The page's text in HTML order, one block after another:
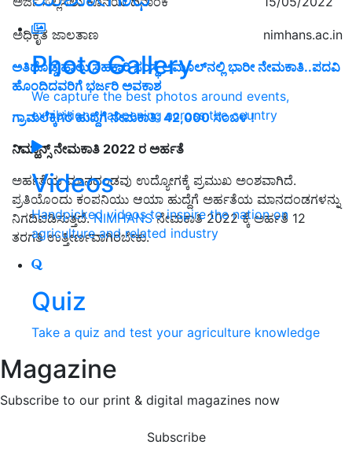
Photo Gallery
We capture the best photos around events,
exhibitions happening across the country
Videos
Handpicked videos to inspire the nation on
agriculture and related industry
Quiz
Take a quiz and test your agriculture knowledge
Magazine
Subscribe to our print & digital magazines now
Subscribe
ಅಧಿಕೃತ ಜಾಲತಾಣ nimhans.ac.in
ಅತಿದೊಡ್ಡ ಹಾಲು ಸಹಕಾರಿ ಸಂಸ್ಥೆ ಅಮೂಲ್‌ನಲ್ಲಿ ಭಾರೀ ನೇಮಕಾತಿ..ಪದವಿ
ಹೊಂದಿದವರಿಗೆ ಭರ್ಜರಿ ಅವಕಾಶ
ಗ್ರಾಮಲೆಕ್ಕಿಗರ ಹುದ್ದೆಗೆ ನೇಮಕಾತಿ: 42,000 ಸಂಬಳ !
ನಿಮ್ಹಾನ್ಸ್ ನೇಮಕಾತಿ 2022 ರ ಅರ್ಹತೆ
ಅರ್ಹತೆಯ ಮಾನದಂಡವು ಉದ್ಯೋಗಕ್ಕೆ ಪ್ರಮುಖ ಅಂಶವಾಗಿದೆ.
ಪ್ರತಿಯೊಂದು ಕಂಪನಿಯು ಆಯಾ ಹುದ್ದೆಗೆ ಅರ್ಹತೆಯ ಮಾನದಂಡಗಳನ್ನು
ನಿಗದಿಪಡಿಸುತ್ತದೆ.NIMHANSನೇಮಕಾತಿ 2022 ಕ್ಕೆ ಅರ್ಹತೆ 12
ತರಗತಿ ಉತ್ತೀರ್ಣವಾಗಿರಬೇಕು.